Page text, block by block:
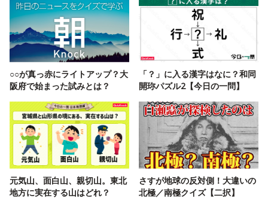
○○が真っ赤にライトアップ？大
阪府で始まった試みとは？
「？」に入る漢字はなに？和同
開珎パズル2【今日の一問】
元気山、面白山、親切山。東北
地方に実在する山はどれ？
さすが地球の反対側！大違いの
北極／南極クイズ【二択】